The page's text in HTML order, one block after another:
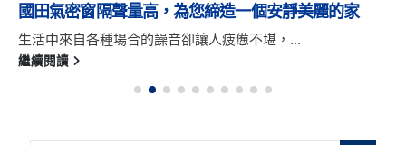
國田氣密窗隔聲量高，為您締造一個安靜美麗的家
生活中來自各種場合的譟音卻讓人疲憊不堪，...
繼續閱讀